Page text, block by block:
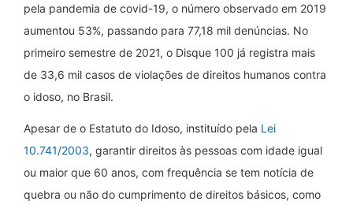
pela pandemia de covid-19, o número observado em 2019
aumentou 53%, passando para 77,18 mil denúncias. No
primeiro semestre de 2021, o Disque 100 já registra mais
de 33,6 mil casos de violações de direitos humanos contra
o idoso, no Brasil.
Apesar de o Estatuto do Idoso, instituído pela Lei
10.741/2003, garantir direitos às pessoas com idade igual
ou maior que 60 anos, com frequência se tem notícia de
quebra ou não do cumprimento de direitos básicos, como